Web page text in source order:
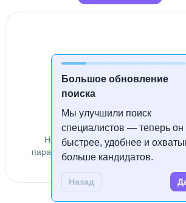
Большое обновление
поиска
Мы улучшили поиск
специалистов — теперь он
быстрее, удобнее и
больше кандидатов.
Назад
Специалисты не
Не удалось найти специалистов
параметрам. Попробуйте изменить